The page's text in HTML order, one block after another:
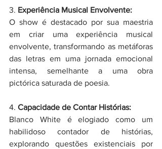
3. Experiência Musical Envolvente:
O show é destacado por sua maestria
em criar uma experiência musical
envolvente, transformando as metáforas
das letras em uma jornada emocional
intensa, semelhante a uma obra
pictórica saturada de poesia.
4. Capacidade de Contar Histórias:
Blanco White é elogiado como um
habilidoso contador de histórias,
explorando questões existenciais por